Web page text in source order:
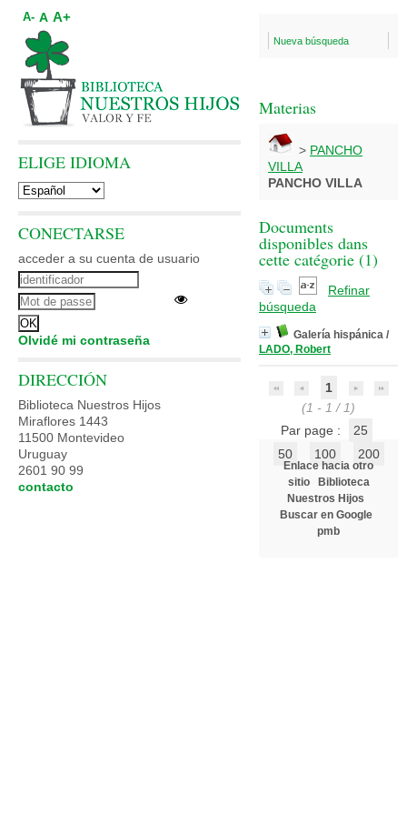
Nueva búsqueda
Materias
> PANCHO
VILLA
PANCHO VILLA
Documents
disponibles dans
cette catégorie (1)
Refinar
búsqueda
Galería hispánica /
LADO, Robert
1
(1 - 1 / 1)
Par page :
25
50
100 200
Enlace hacia otro
sitio
Biblioteca
Nuestros Hijos
Buscar en Google
pmb
A- A A+
ELIGE IDIOMA
CONECTARSE
acceder a su cuenta de usuario
Olvidé mi contraseña
DIRECCIÓN
Biblioteca Nuestros Hijos
Miraflores 1443
11500 Montevideo
Uruguay
2601 90 99
contacto